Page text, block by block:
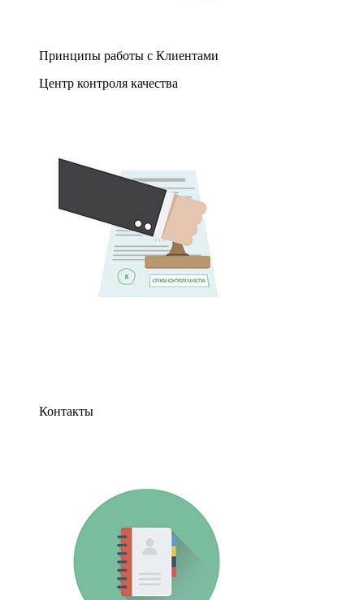
Принципы работы с Клиентами
Центр контроля качества
Контакты